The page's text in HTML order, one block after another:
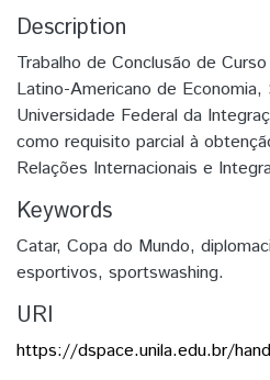
Description
Trabalho de Conclusão de
Latino-Americano de
Universidade Federal da
como requisito parcial à
Relações Internacionais e
Keywords
Catar, Copa do Mundo,
esportivos, sportswashing.
URI
https://dspace.unila.edu.br/